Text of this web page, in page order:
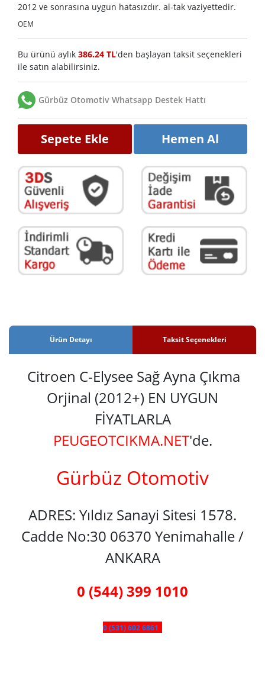
2012 ve sonrasına uygun hatasızdır. al-tak vaziyettedir.
OEM
Bu ürünü aylık 386.24 TL'den başlayan taksit seçenekleri
ile satın alabilirsiniz.
Gürbüz Otomotiv Whatsapp Destek Hattı
Sepete Ekle Hemen Al
Ürün Detayı Taksit Seçenekleri
Citroen C-Elysee Sağ Ayna Çıkma
Orjinal (2012+) EN UYGUN
FİYATLARLA
PEUGEOTCIKMA.NET'de.
Gürbüz Otomotiv
ADRES: Yıldız Sanayi Sitesi 1578.
Cadde No:30 06370 Yenimahalle /
ANKARA
0 (544) 399 1010
0 (531) 602 6861